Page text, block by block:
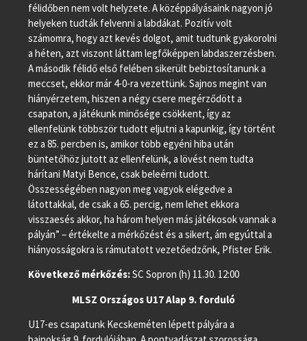
félidőben nem volt helyzete. A középpályásaink nagyon jó
helyeken tudták felvenni a labdákat. Pozitív volt
számomra, hogy azt kevés dolgot, amit tudtunk gyakorolni
a héten, azt viszont láttam legfőképpen labdaszerzésben.
A második félidő első felében sikerült bebiztosítanunk a
meccset, ekkor már 4-0-ra vezettünk. Sajnos megint van
hiányérzetem, hiszen a négy csere megérződött a
csapaton, a játékunk minősége csökkent, így az
ellenfelünk többször tudott eljutni a kapunkig, így történt
ez a 85. percben is, amikor több egyéni hiba után
büntetőhöz jutott az ellenfelünk, a lövést nem tudta
hárítani Matyi Bence, csak beleérni tudott.
Összességében nagyon meg vagyok elégedve a
látottakkal, de csak a 65. percig, nem lehet ekkora
visszaesés akkor, ha három helyen más játékosok vannak a
pályán” – értékelte a mérkőzést és a sikert, ám egyúttal a
hiányosságokra is rámutatott vezetőedzőnk, Pfister Erik.
Következő mérkőzés:SC Sopron (h) 11.30. 12:00
MLSZ Országos U17 Alap 9. forduló
U17-es csapatunk Kecskeméten lépett pályára a